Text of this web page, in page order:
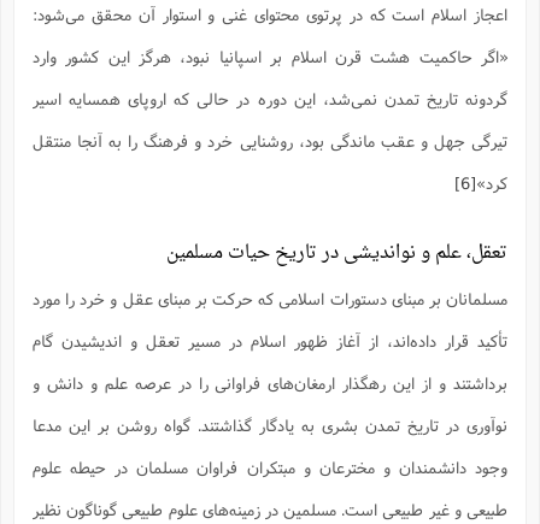
اعجاز اسلام است که در پرتوی محتوای غنی و استوار آن محقق می‌شود:
«اگر حاکمیت هشت قرن اسلام بر اسپانیا نبود، هرگز این کشور وارد
گردونه تاریخ تمدن نمی‌شد، این دوره در حالی که اروپای همسایه اسیر
تیرگی جهل و عقب ماندگی بود، روشنایی خرد و فرهنگ را به آنجا منتقل
کرد»[6]
تعقل، علم و نواندیشی در تاریخ حیات مسلمین
مسلمانان بر مبنای دستورات اسلامی که حرکت بر مبنای عقل و خرد را مورد
تأکید قرار داده‌اند، از آغاز ظهور اسلام در مسیر تعقل و اندیشیدن گام
برداشتند و از این رهگذار ارمغان‌های فراوانی را در عرصه علم و دانش و
نوآوری در تاریخ تمدن بشری به یادگار گذاشتند. گواه روشن بر این مدعا
وجود دانشمندان و مخترعان و مبتکران فراوان مسلمان در حیطه علوم
طبیعی و غیر طبیعی است. مسلمین در زمینه‌های علوم طبیعی گوناگون نظیر